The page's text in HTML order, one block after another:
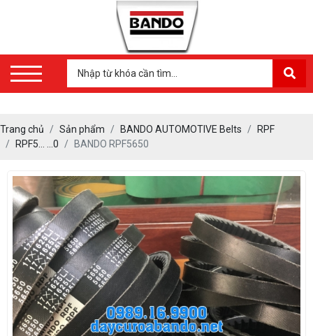
Trang chủ Sản phẩm BANDO AUTOMOTIVE Belts
RPF
RPF5… …0
BANDO RPF5650